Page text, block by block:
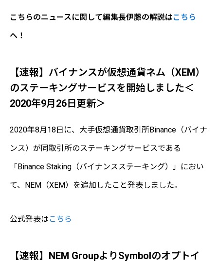
こちらのニュースに関して編集長伊藤の解説はこちら
へ！
【速報】バイナンスが仮想通貨ネム（XEM）
のステーキングサービスを開始しました＜
2020年9月26日更新＞
2020年8月18日に、大手仮想通貨取引所Binance（バイナ
ンス）が同取引所のステーキングサービスである
「Binance Staking（バイナンスステーキング）」におい
て、NEM（XEM）を追加したこと発表しました。
公式発表はこちら
【速報】NEM GroupよりSymbolのオプトイ